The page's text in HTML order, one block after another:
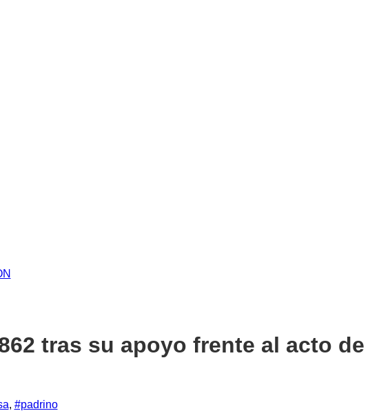
tras su apoyo frente al acto de
, #padrino